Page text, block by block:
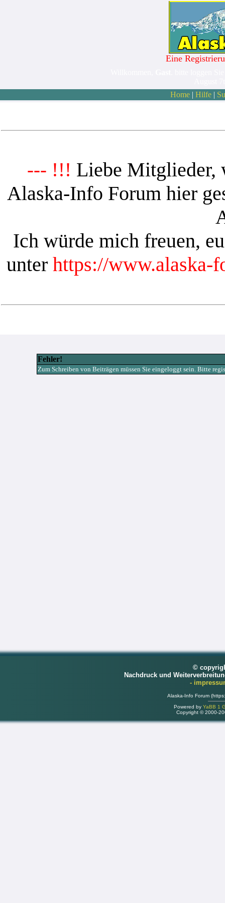
Eine
Home| Hilfe|
--- !!! Liebe Mitglieder,
Alaska-Info Forum hier
Ich würde mich freuen,
unter https://www.alaska-
Fehler!
Zum Schreiben von Beiträgen müssen Sie eingeloggt sein. Bitte
©
Nachdruck und
-
Alaska-Info Forum
Powered by YaBB 1
Copyright © 2000-